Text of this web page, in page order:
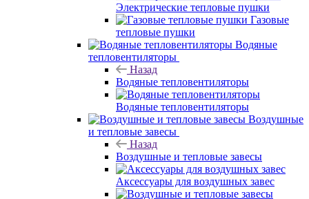
Электрические тепловые пушки
Газовые
тепловые пушки
Водяные
тепловентиляторы
Назад
Водяные тепловентиляторы
Водяные тепловентиляторы
Воздушные
и тепловые завесы
Назад
Воздушные и тепловые завесы
Аксессуары для воздушных завес